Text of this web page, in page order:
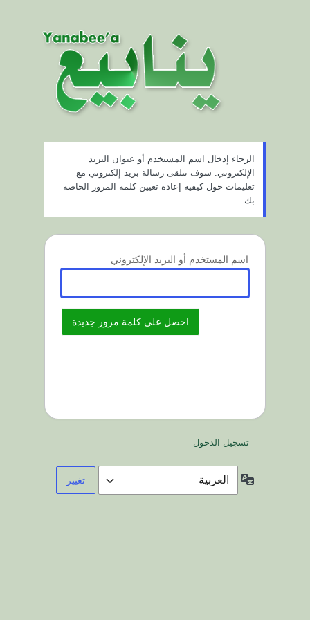
الرجاء إدخال اسم المستخدم أو عنوان البريد
الإلكتروني. سوف تتلقى رسالة بريد إلكتروني مع
تعليمات حول كيفية إعادة تعيين كلمة المرور الخاصة
بك.
اسم المستخدم أو البريد الإلكتروني
تسجيل الدخول
اللغة